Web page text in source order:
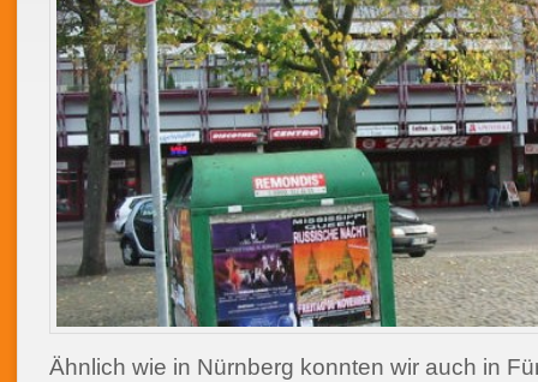
Ähnlich wie in Nürnberg konnten wir auch in